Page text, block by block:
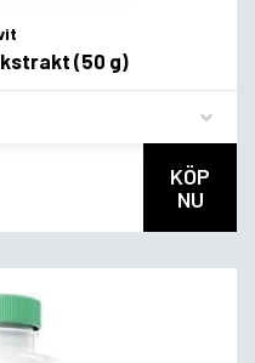
(50 g)
KÖP
NU